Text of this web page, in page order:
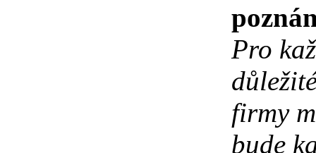
Pro
firmy
bude